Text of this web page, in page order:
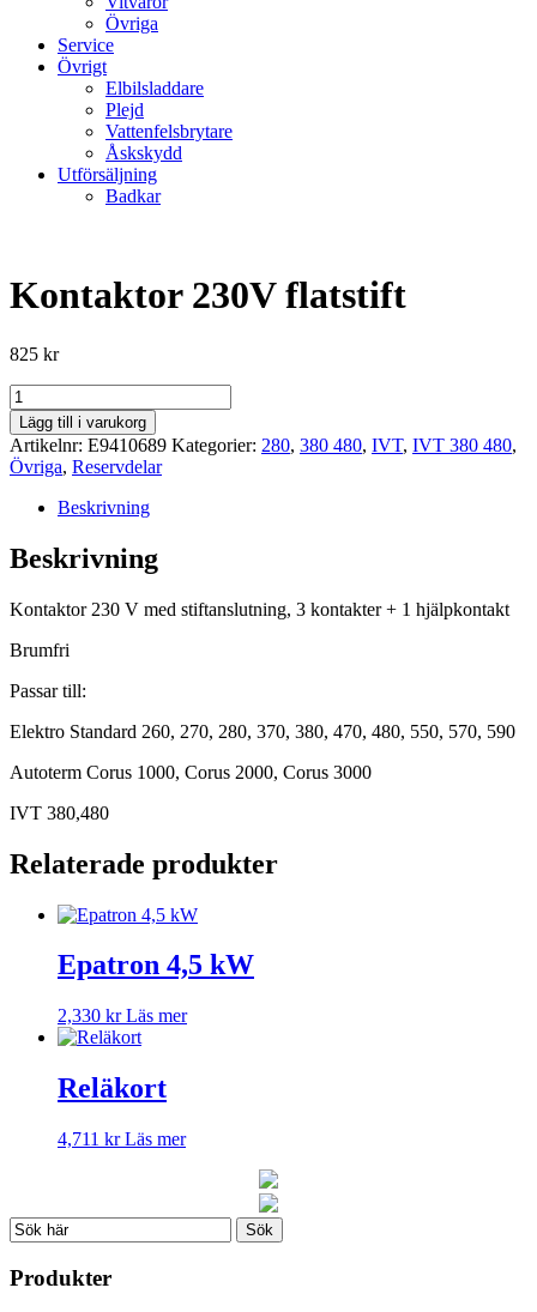
Övriga
Service
Övrigt
Elbilsladdare
Plejd
Vattenfelsbrytare
Åskskydd
Utförsäljning
Badkar
Kontaktor 230V flatstift
825 kr
Kontaktor
230V
flatstift
mängd
Lägg till i varukorg
Artikelnr: E9410689 Kategorier: 280, 380 480, IVT, IVT 380 480,
Övriga, Reservdelar
Beskrivning
Beskrivning
Kontaktor 230 V med stiftanslutning, 3 kontakter + 1 hjälpkontakt
Brumfri
Passar till:
Elektro Standard 260, 270, 280, 370, 380, 470, 480, 550, 570, 590
Autoterm Corus 1000, Corus 2000, Corus 3000
IVT 380,480
Relaterade produkter
Epatron 4,5 kW
2,330 kr Läs mer
Reläkort
4,711 kr Läs mer
Produkter